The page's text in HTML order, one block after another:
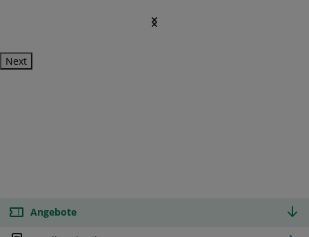
Next
Angebote